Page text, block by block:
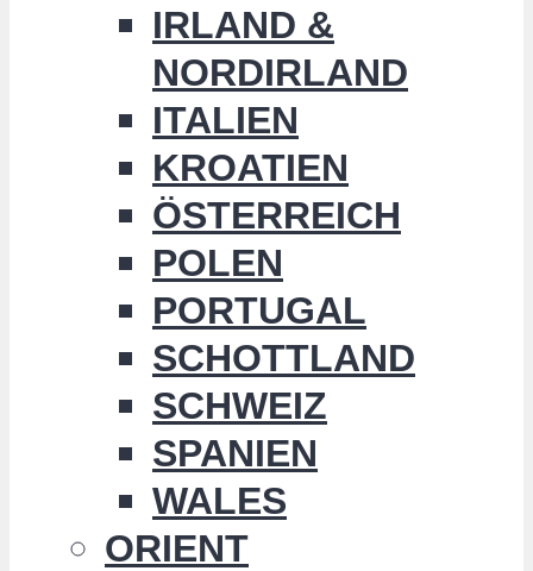
IRLAND &
NORDIRLAND
ITALIEN
KROATIEN
ÖSTERREICH
POLEN
PORTUGAL
SCHOTTLAND
SCHWEIZ
SPANIEN
WALES
ORIENT